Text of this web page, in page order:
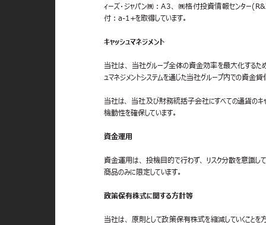
ィーズ・ジャパン㈱︓A3、 ㈱格付投資情報センタ
付︓a-1+を取得しています。
キャッシュマネジメント
当社は、 当社グループ全体の資金効率を最大化するた
ュマネジメントシステムを通じた当社グループ内での資
当社は、 当社及び財務統括子会社にすべての通貨のキ
機動性を確保しています。
資金運用
資金運用は、 投機目的で行わず、 リスク分散を意識し
商品のみに限定しています。
政策保有株式に関する方針等
当社は、 原則として政策保有株式を縮減していくこと